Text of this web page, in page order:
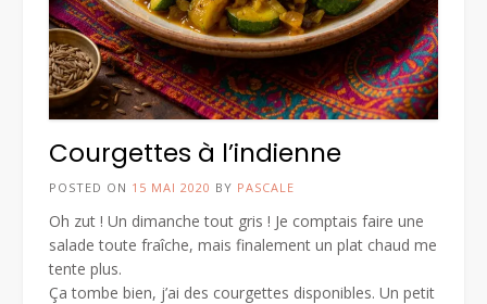
Courgettes à l’indienne
POSTED ON 15 MAI 2020 BY PASCALE
Oh zut ! Un dimanche tout gris ! Je comptais faire une
salade toute fraîche, mais finalement un plat chaud me
tente plus.
Ça tombe bien, j’ai des courgettes disponibles. Un petit